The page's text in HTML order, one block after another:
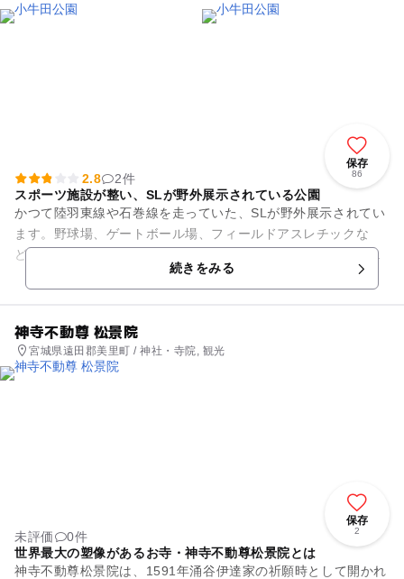
保存
86
2.8
2件
スポーツ施設が整い、SLが野外展示されている公園
かつて陸羽東線や石巻線を走っていた、SLが野外展示されてい
ます。野球場、ゲートボール場、フィールドアスレチックな
ど、スポーツ施設も整い、気持ちの良い汗が流せます。また、
園内には古墳時代中期の古墳...続きをみる
神寺不動尊 松景院
宮城県遠田郡美里町 / 神社・寺院, 観光
保存
2
未評価
0件
世界最大の塑像があるお寺・神寺不動尊松景院とは
神寺不動尊松景院は、1591年涌谷伊達家の祈願時として開かれ